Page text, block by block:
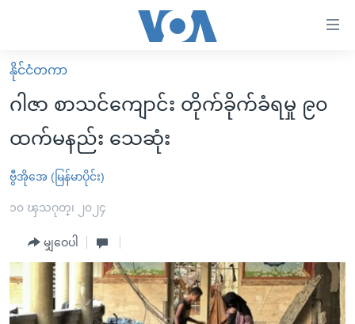
လွယ်ကူ
စေ
များ
ပင်မ
ကျော်
ကြည့်
ရန်
မူလစာမျက်နှာ
မြန်မာ
ကမ္ဘာ့သတင်းများ
နိုင်ငံတကာ
အစ္စရေး-ပါလက်စတိုင်း
ဗွီဒီယို
အင်္ဂလိပ်စာလေ့လာမယ်
အမေရိကန်သုံးအီဒီယံ
မကြေးမုံရဲ့ အင်္ဂလိပ်စာ
အပတ်စဉ်ကဏ္ဍများ
ရေဒီယို
ရေဒီယိုနှင့်ရုပ်သံ အချက်အလက်များ
နိုင်ငံတကာ
ဂါဇာ စာသင်ကျောင်း တိုက်ခိုက်ခံရမှု ၉၀
ထက်မနည်း သေဆုံး
ဗွီအိုအေ (မြန်မာပိုင်း)
၁၀ ၾသဂုတ္၊ ၂၀၂၄
မျှဝေပါ